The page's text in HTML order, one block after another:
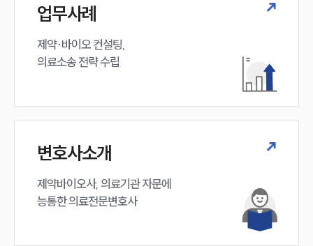
업무사례
제약·바이오 컨설팅,
의료소송 전략 수립
변호사소개
제약바이오사, 의료기관 자문에
능통한 의료전문변호사